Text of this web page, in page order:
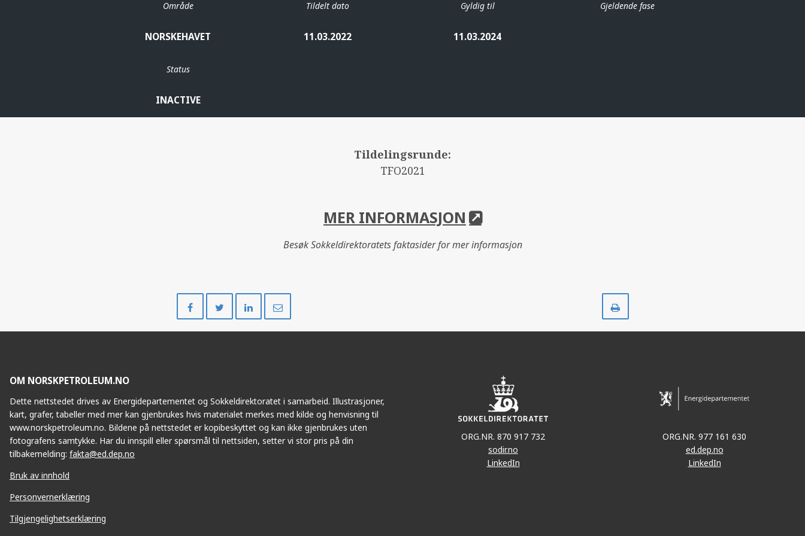
Område
NORSKEHAVET
Tildelt dato
11.03.2022
Gyldig til
11.03.2024
Gjeldende fase
Status
INACTIVE
Tildelingsrunde:
TFO2021
MER INFORMASJON
Besøk Sokkeldirektoratets faktasider for mer informasjon
på
på
på
OM NORSKPETROLEUM.NO
Dette nettstedet drives av Energidepartementet og Sokkeldirektoratet i samarbeid. Illustrasjoner,
kart, grafer, tabeller med mer kan gjenbrukes hvis materialet merkes med kilde og henvisning til
www.norskpetroleum.no. Bildene på nettstedet er kopibeskyttet og kan ikke gjenbrukes uten
fotografens samtykke. Har du innspill eller spørsmål til nettsiden, setter vi stor pris på din
tilbakemelding: fakta@ed.dep.no
Bruk av innhold
Personvernerklæring
Tilgjengelighetserklæring
ORG.NR. 870 917 732
sodir.no
LinkedIn
ORG.NR. 977 161 630
ed.dep.no
LinkedIn